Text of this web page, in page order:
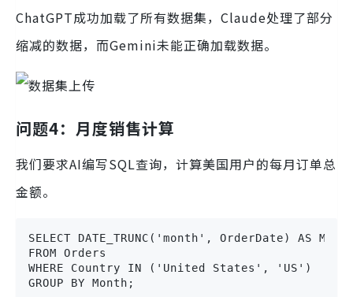
ChatGPT成功加载了所有数据集，Claude处理了部分
缩减的数据，而Gemini未能正确加载数据。
问题4：月度销售计算
我们要求AI编写SQL查询，计算美国用户的每月订单总
金额。
SELECT DATE_TRUNC('month', OrderDate) AS
FROM Orders
WHERE Country IN ('United States', 'US')
GROUP BY Month;